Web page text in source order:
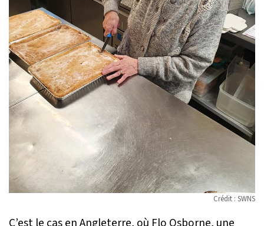
Crédit : SWNS